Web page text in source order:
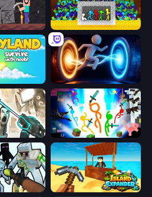
Noob Miner: Escape From Prison Stick Fighter vs Zombies
Skyland Survive With Noob! Portal Escape
Infection Stickman Epic
Island Expander